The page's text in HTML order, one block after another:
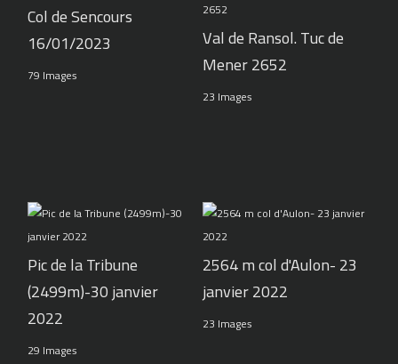
Col de Sencours
16/01/2023
79 Images
Val de Ransol. Tuc de
Mener 2652
23 Images
Pic de la Tribune
(2499m)-30 janvier
2022
29 Images
2564 m col d'Aulon- 23
janvier 2022
23 Images